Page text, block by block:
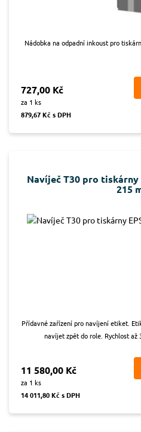
Nádobka na odpadní inkoust pro
727,00 Kč
za 1 ks
879,67 Kč s DPH
Navíječ T30 pro tiskárny
215
Přídavné zařízení pro navíjení etiket.
navíjet zpět do role. Rychlost až
11 580,00 Kč
za 1 ks
14 011,80 Kč s DPH